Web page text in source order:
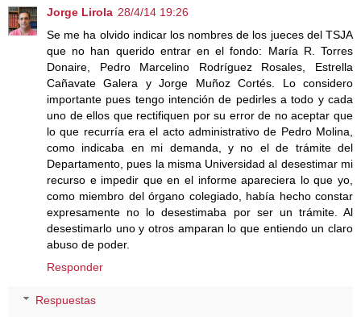
Jorge Lirola 28/4/14 19:26
Se me ha olvido indicar los nombres de los jueces del TSJA
que no han querido entrar en el fondo: María R. Torres
Donaire, Pedro Marcelino Rodríguez Rosales, Estrella
Cañavate Galera y Jorge Muñoz Cortés. Lo considero
importante pues tengo intención de pedirles a todo y cada
uno de ellos que rectifiquen por su error de no aceptar que
lo que recurría era el acto administrativo de Pedro Molina,
como indicaba en mi demanda, y no el de trámite del
Departamento, pues la misma Universidad al desestimar mi
recurso e impedir que en el informe apareciera lo que yo,
como miembro del órgano colegiado, había hecho constar
expresamente no lo desestimaba por ser un trámite. Al
desestimarlo uno y otros amparan lo que entiendo un claro
abuso de poder.
Responder
Respuestas